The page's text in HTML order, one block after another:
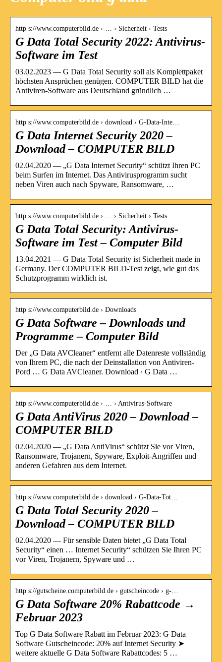
http s://www.computerbild.de › … › Sicherheit › Tests
G Data Total Security 2022: Antivirus-
Software im Test
03.02.2023 — G Data Total Security soll als Komplettpaket
höchsten Ansprüchen genügen. COMPUTER BILD hat die
Antiviren-Software aus Deutschland gründlich …
http s://www.computerbild.de › download › G-Data-Inte…
G Data Internet Security 2020 –
Download – COMPUTER BILD
02.04.2020 — „G Data Internet Security“ schützt Ihren PC
beim Surfen im Internet. Das Antivirusprogramm sucht
neben Viren auch nach Spyware, Ransomware, …
http s://www.computerbild.de › … › Sicherheit › Tests
G Data Total Security: Antivirus-
Software im Test – Computer Bild
13.04.2021 — G Data Total Security ist Sicherheit made in
Germany. Der COMPUTER BILD-Test zeigt, wie gut das
Schutzprogramm wirklich ist.
http s://www.computerbild.de › Downloads
G Data Software – Downloads und
Programme – Computer Bild
Der „G Data AVCleaner“ entfernt alle Datenreste vollständig
von Ihrem PC, die nach der Deinstallation von Antiviren-
Pord … G Data AVCleaner. Download · G Data …
http s://www.computerbild.de › … › Antivirus-Software
G Data AntiVirus 2020 – Download –
COMPUTER BILD
02.04.2020 — „G Data AntiVirus“ schützt Sie vor Viren,
Ransomware, Trojanern, Spyware, Exploit-Angriffen und
anderen Gefahren aus dem Internet.
http s://www.computerbild.de › download › G-Data-Tot…
G Data Total Security 2020 –
Download – COMPUTER BILD
02.04.2020 — Für sensible Daten bietet „G Data Total
Security“ einen … Internet Security“ schützen Sie Ihren PC
vor Viren, Trojanern, Spyware und …
http s://gutscheine.computerbild.de › gutscheincode › g-…
G Data Software 20% Rabattcode →
Februar 2023
Top G Data Software Rabatt im Februar 2023: G Data
Software Gutscheincode: 20% auf Internet Security ➤
weitere aktuelle G Data Software Rabattcodes: 5 …